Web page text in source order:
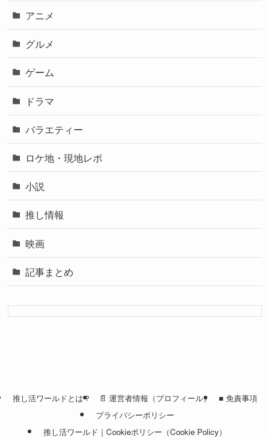
アニメ
グルメ
ゲーム
ドラマ
バラエティー
ロケ地・現地レポ
小説
推し情報
映画
記事まとめ
推し活ワールドとは？ 📄 運営者情報（プロフィール）
■ 免責事項
プライバシーポリシー
推し活ワールド｜Cookieポリシー（Cookie Policy）